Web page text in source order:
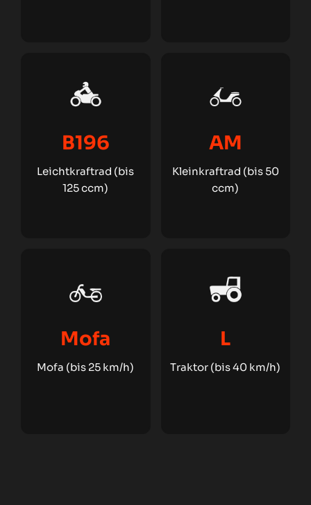
B196
Leichtkraftrad (bis
125 ccm)
AM
Kleinkraftrad (bis 50
ccm)
Mofa
Mofa (bis 25 km/h)
L
Traktor (bis 40 km/h)